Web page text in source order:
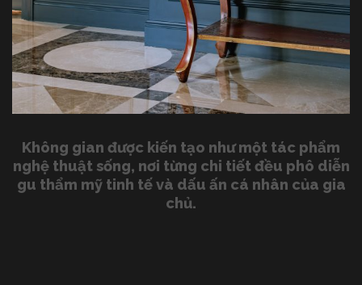
Không gian được kiến tạo như một tác phẩm
nghệ thuật sống, nơi từng chi tiết đều phô diễn
gu thẩm mỹ tinh tế và dấu ấn cá nhân của gia
chủ.